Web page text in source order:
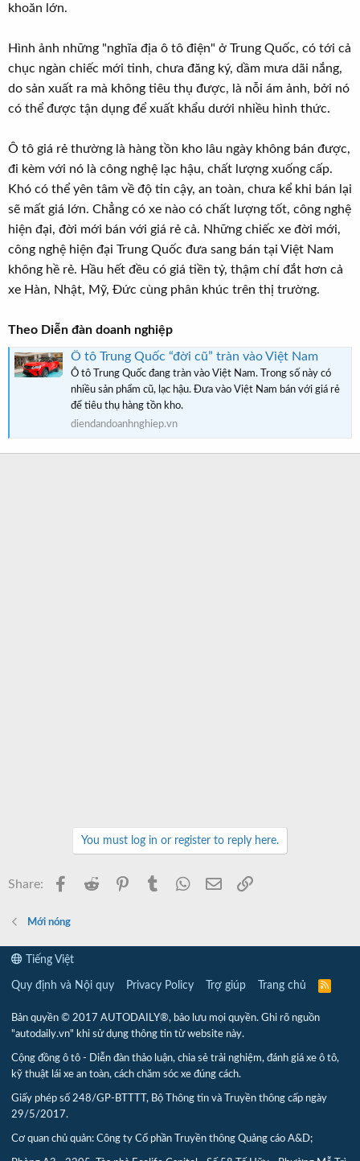
khoăn lớn.
Hình ảnh những "nghĩa địa ô tô điện" ở Trung Quốc, có tới cả
chục ngàn chiếc mới tinh, chưa đăng ký, dầm mưa dãi nắng,
do sản xuất ra mà không tiêu thụ được, là nỗi ám ảnh, bởi nó
có thể được tận dụng để xuất khẩu dưới nhiều hình thức.
Ô tô giá rẻ thường là hàng tồn kho lâu ngày không bán được,
đi kèm với nó là công nghệ lạc hậu, chất lượng xuống cấp.
Khó có thể yên tâm về độ tin cậy, an toàn, chưa kể khi bán lại
sẽ mất giá lớn. Chẳng có xe nào có chất lượng tốt, công nghệ
hiện đại, đời mới bán với giá rẻ cả. Những chiếc xe đời mới,
công nghệ hiện đại Trung Quốc đưa sang bán tại Việt Nam
không hề rẻ. Hầu hết đều có giá tiền tỷ, thậm chí đắt hơn cả
xe Hàn, Nhật, Mỹ, Đức cùng phân khúc trên thị trường.
Theo Diễn đàn doanh nghiệp
Ô tô Trung Quốc “đời cũ” tràn vào Việt Nam
Ô tô Trung Quốc đang tràn vào Việt Nam. Trong số này có
nhiều sản phẩm cũ, lạc hậu. Đưa vào Việt Nam bán với giá rẻ
để tiêu thụ hàng tồn kho.
diendandoanhnghiep.vn
You must log in or register to reply here.
Share: Facebook
Reddit PinterestTumblr WhatsApp
Email
Mới nóng
Tiếng Việt
Quy định và Nội quy Privacy Policy Trợ giúp Trang chủ
R
Bản quyền © 2017 AUTODAILY®, bảo lưu mọi quyền. Ghi rõ nguồn
"autodaily.vn" khi sử dụng thông tin từ website này.
Cộng đồng ô tô - Diễn đàn thảo luận, chia sẻ trải nghiệm, đánh giá xe ô tô,
kỹ thuật lái xe an toàn, cách chăm sóc xe đúng cách.
Giấy phép số 248/GP-BTTTT, Bộ Thông tin và Truyền thông cấp ngày
29/5/2017.
Cơ quan chủ quản: Công ty Cổ phần Truyền thông Quảng cáo A&D;